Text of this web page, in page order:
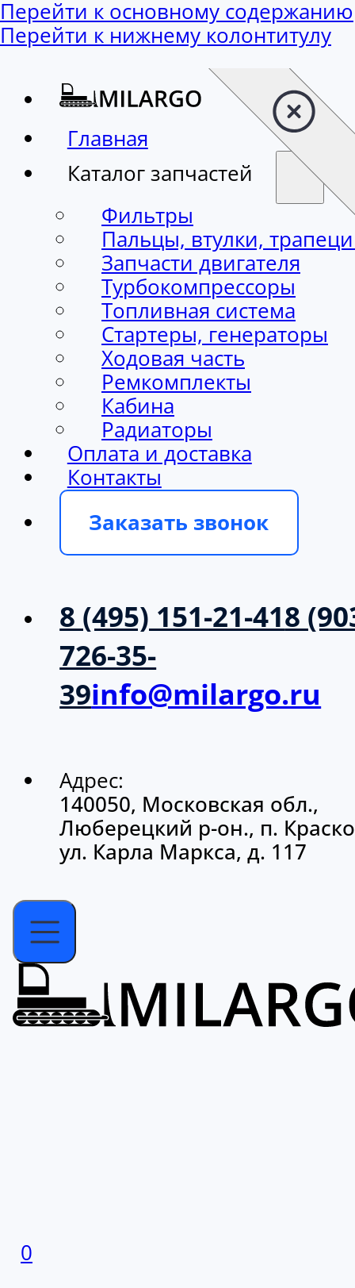
Перейти к основному содержанию
Перейти к нижнему колонтитулу
Главная
Каталог запчастей
Фильтры
Пальцы, втулки,
Запчасти двигателя
Турбокомпрессоры
Топливная система
Стартеры, генераторы
Ходовая часть
Ремкомплекты
Кабина
Радиаторы
Оплата и доставка
Контакты
Заказать звонок
8 (495) 151-21-418
726-35-
39info@milargo.ru
Адрес:
140050, Московская обл.,
Люберецкий р-он., п.
ул. Карла Маркса, д. 117
0